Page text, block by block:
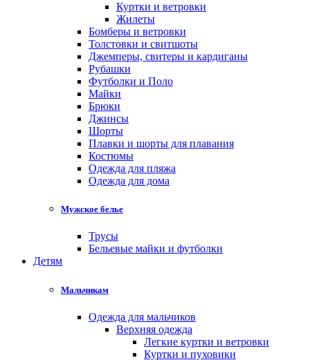
Куртки и ветровки
Жилеты
Бомберы и ветровки
Толстовки и свитшоты
Джемперы, свитеры и кардиганы
Рубашки
Футболки и Поло
Майки
Брюки
Джинсы
Шорты
Плавки и шорты для плавания
Костюмы
Одежда для пляжа
Одежда для дома
Мужское белье
Трусы
Бельевые майки и футболки
Детям
Мальчикам
Одежда для мальчиков
Верхняя одежда
Легкие куртки и ветровки
Куртки и пуховики